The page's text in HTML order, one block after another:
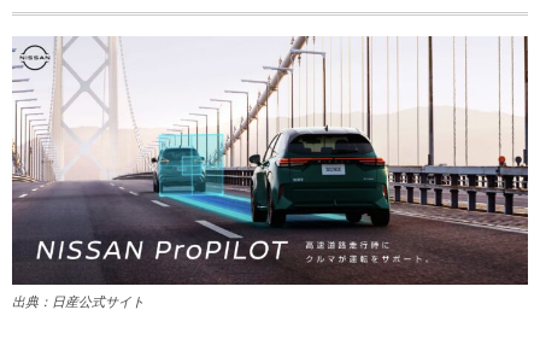
出典：日産公式サイト